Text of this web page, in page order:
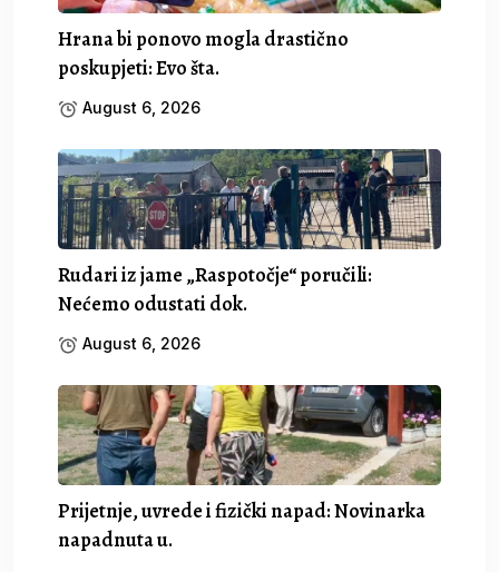
Hrana bi ponovo mogla drastično
poskupjeti: Evo šta.
August 6, 2026
Rudari iz jame „Raspotočje“ poručili:
Nećemo odustati dok.
August 6, 2026
Prijetnje, uvrede i fizički napad: Novinarka
napadnuta u.